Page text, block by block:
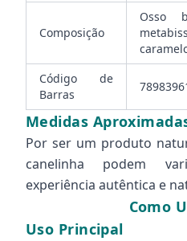
Composição
Osso
Código de
Barras
Medidas
Por ser um produto
canelinha podem
experiência autêntica e
Como
Uso Principal